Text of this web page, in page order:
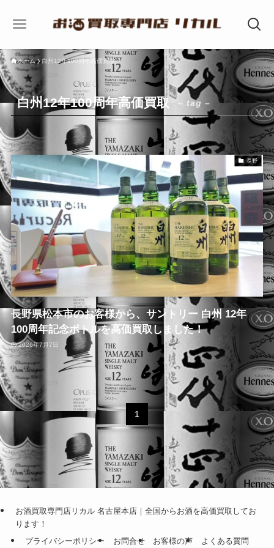
ホーム 白州12年100周年高価買取
白州12年100周年高価買取 – tag –
長野
長野県松本市のお客様から、サントリー 白州 12年
100周年記念ボトルを高価買取しました！
2026年7月7日
1
お酒買取専門店リカル 名古屋本店｜全国からお酒を高価買取してお
ります！
プライバシーポリシー
お問合せ お客様の声 よくある質問